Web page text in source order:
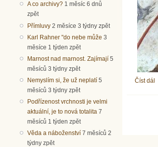
A co archivy? 1 měsíc 6 dnů
zpět
Přímluvy 2 měsíce 3 týdny zpět
Karl Rahner "do nebe může 3
měsíce 1 týden zpět
Marnost nad marnost. Zajímají 5
měsíců 3 týdny zpět
Nemyslím si, že už neplatí 5
měsíců 3 týdny zpět
Podřízenost vrchnosti je velmi
aktuální, je to nová totalita 7
měsíců 1 týden zpět
Věda a náboženství 7 měsíců 2
týdny zpět
Číst dál